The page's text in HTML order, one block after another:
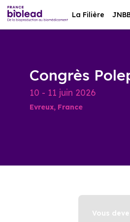
La Filière
Congrès
10 - 11 juin 2026
Evreux, France
Vous